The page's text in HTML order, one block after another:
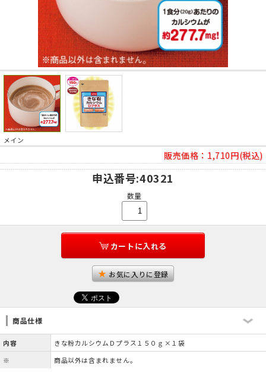
メイン
販売価格： 1,710円(税込)
申込番号:40321
数量
カートに入れる
お気に入りに登録
商品仕様
内容
きな粉カルシウムＤプラス１５０ｇ×１袋
※
商品以外は含まれません。